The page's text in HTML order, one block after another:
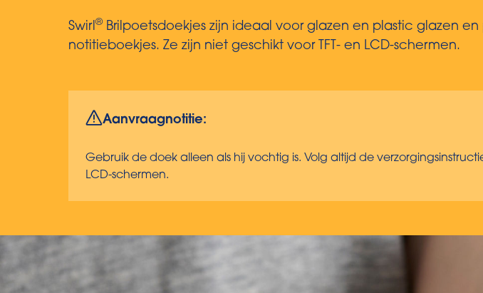
Swirl® Brilpoetsdoekjes zijn ideaal voor glazen en plastic glazen
notitieboekjes. Ze zijn niet geschikt voor TFT- en LCD-schermen.
Aanvraagnotitie:
Gebruik de doek alleen als hij vochtig is. Volg altijd de
LCD-schermen.